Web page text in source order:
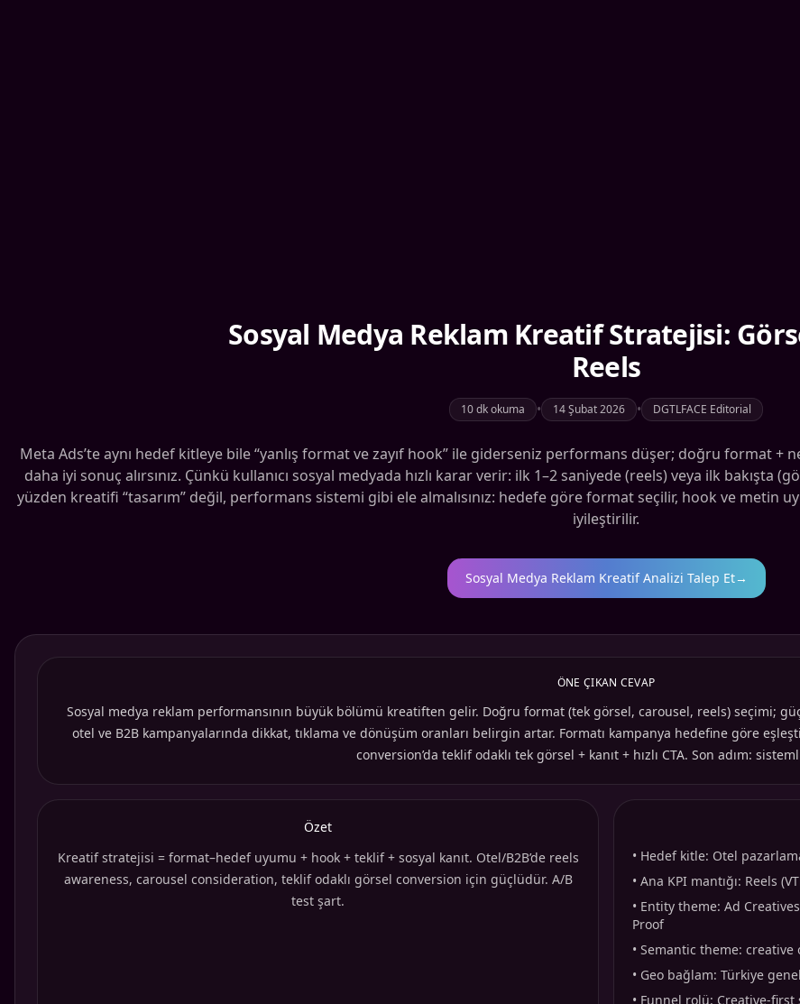
Sosyal Medya Reklam Kreatif Stratejisi:
Reels
10 dk okuma • 14 Şubat 2026 • DGTLFACE Editorial
Meta Ads’te aynı hedef kitleye bile “yanlış format ve zayıf hook” ile giderseniz performans düşer; doğru format +
daha iyi sonuç alırsınız. Çünkü kullanıcı sosyal medyada hızlı karar verir: ilk 1–2 saniyede (reels) veya ilk bakışta
yüzden kreatifi “tasarım” değil, performans sistemi gibi ele almalısınız: hedefe göre format seçilir, hook ve metin
iyileştirilir.
Sosyal Medya Reklam Kreatif Analizi Talep Et→
ÖNE ÇIKAN CEVAP
Sosyal medya reklam performansının büyük bölümü kreatiften gelir. Doğru format (tek görsel, carousel, reels) seçimi;
otel ve B2B kampanyalarında dikkat, tıklama ve dönüşüm oranları belirgin artar. Formatı kampanya hedefine göre
conversion’da teklif odaklı tek görsel + kanıt + hızlı CTA. Son adım:
Özet
Kreatif stratejisi = format–hedef uyumu + hook + teklif + sosyal kanıt. Otel/B2B’de reels
awareness, carousel consideration, teklif odaklı görsel conversion için güçlüdür. A/B
test şart.
• Hedef kitle: Otel
• Ana KPI mantığı: Reels
• Entity theme: Ad
Proof
• Semantic theme:
• Geo bağlam: Türkiye
• Funnel rolü: Creative-first